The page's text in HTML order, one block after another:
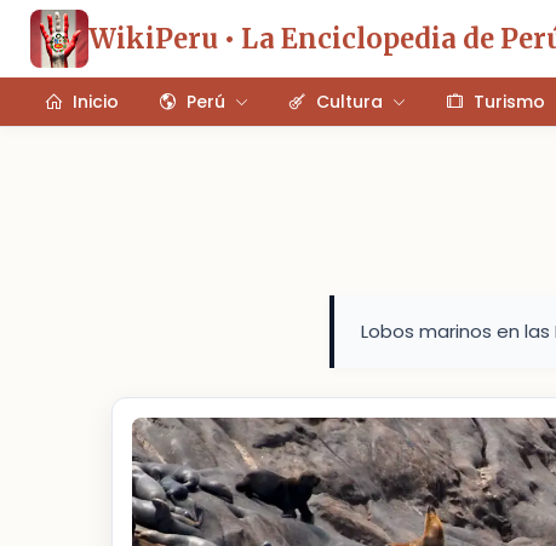
WikiPeru • La Enciclopedia de
Inicio Perú Cultura Turismo
Lobos marinos en las